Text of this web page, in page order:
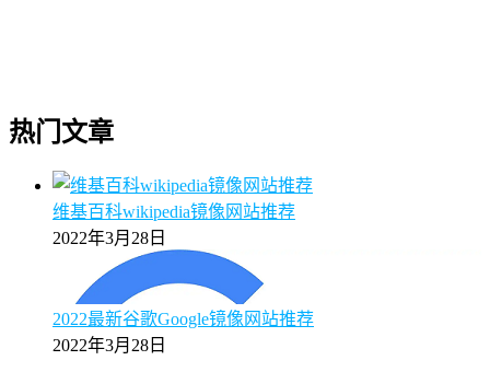
热门文章
维基百科wikipedia镜像网站推荐
2022年3月28日
2022最新谷歌Google镜像网站推荐
2022年3月28日